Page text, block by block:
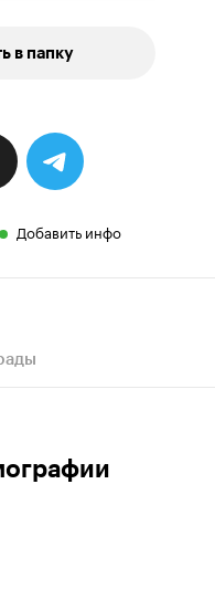
в папку
Добавить инфо